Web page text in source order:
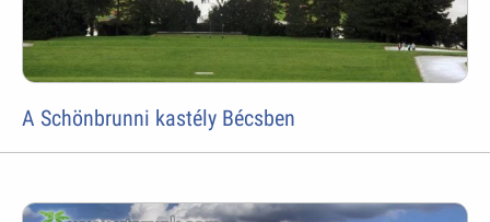
A Schönbrunni kastély Bécsben